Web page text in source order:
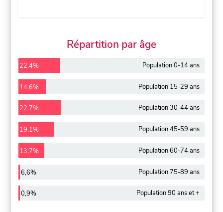
Répartition par âge
22,4% Population 0-14 ans
14,6% Population 15-29 ans
22,7% Population 30-44 ans
19,1% Population 45-59 ans
13,7% Population 60-74 ans
6,6% Population 75-89 ans
0,9% Population 90 ans et +